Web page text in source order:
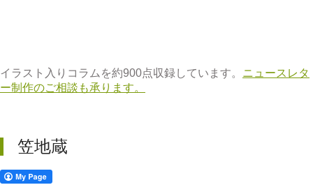
イラスト入りコラムを約900点収録しています。 ニュースレタ
ー制作のご相談も承ります。
笠地蔵